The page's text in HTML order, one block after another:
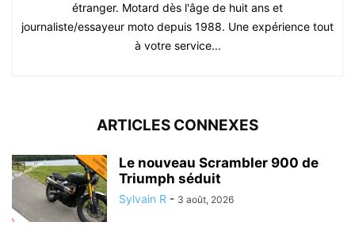
étranger. Motard dès l'âge de huit ans et
journaliste/essayeur moto depuis 1988. Une expérience tout
à votre service...
ARTICLES CONNEXES
Le nouveau Scrambler 900 de
Triumph séduit
Sylvain R - 3 août, 2026